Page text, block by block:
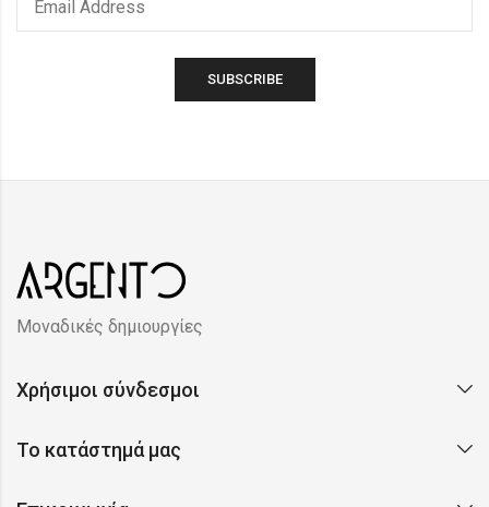
Μοναδικές δημιουργίες
Χρήσιμοι σύνδεσμοι
Το κατάστημά μας